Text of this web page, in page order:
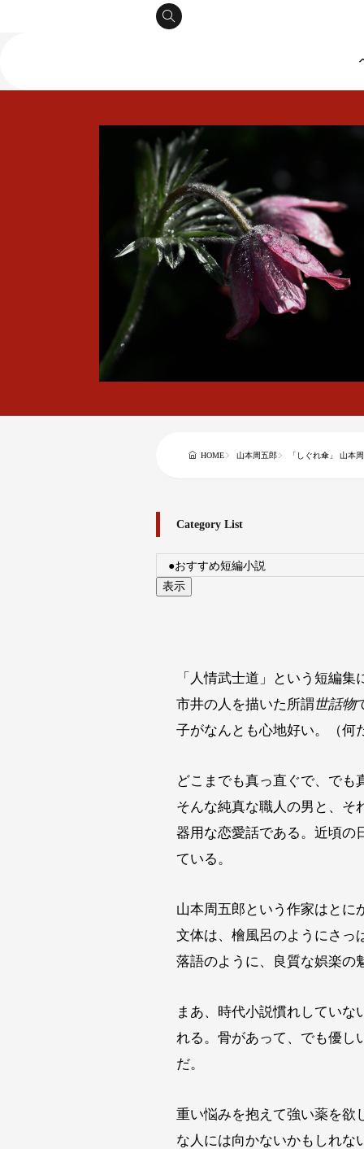
HOME 山本周五郎 「しぐれ傘」 山本
Category List
「人情武士道」という短編
市井の人を描いた所謂世話物
子がなんとも心地好い。（何
どこまでも真っ直ぐで、でも
そんな純真な職人の男と、そ
器用な恋愛話である。近頃の
ている。
山本周五郎という作家はとに
文体は、檜風呂のようにさ
落語のように、良質な娯楽の
まあ、時代小説慣れしてい
れる。骨があって、でも優し
だ。
重い悩みを抱えて強い薬を欲
な人には向かないかもしれな